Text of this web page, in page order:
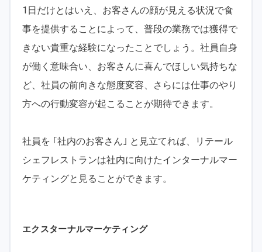
1日だけとはいえ、お客さんの顔が見える状況で食
事を提供することによって、普段の業務では獲得で
きない貴重な経験になったことでしょう。社員自身
が働く意味合い、お客さんに喜んでほしい気持ちな
ど、社員の前向きな態度変容、さらには仕事のやり
方への行動変容が起こることが期待できます。
社員を ｢社内のお客さん｣ と見立てれば、リテール
シェフレストランは社内に向けたインターナルマー
ケティングと見ることができます。
エクスターナルマーケティング